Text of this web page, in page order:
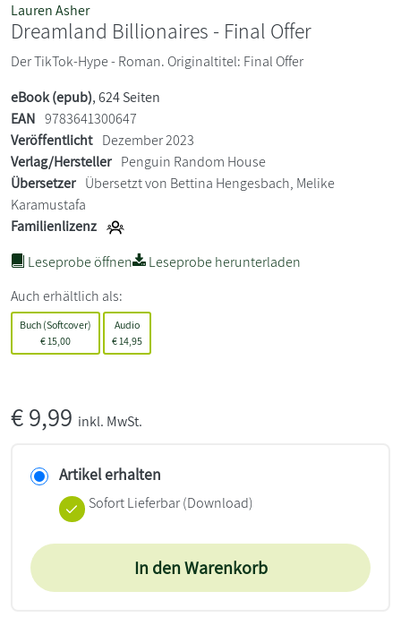
Lauren Asher
Dreamland Billionaires - Final Offer
Der TikTok-Hype - Roman. Originaltitel: Final Offer
eBook (epub), 624 Seiten
EAN 9783641300647
Veröffentlicht Dezember 2023
Verlag/Hersteller Penguin Random House
Übersetzer Übersetzt von Bettina Hengesbach, Melike
Karamustafa
Familienlizenz
Leseprobe öffnen
Leseprobe herunterladen
Auch erhältlich als:
Buch (Softcover)
€15,00
Audio
€14,95
€9,99 inkl. MwSt.
Artikel erhalten
Sofort Lieferbar (Download)
In den Warenkorb